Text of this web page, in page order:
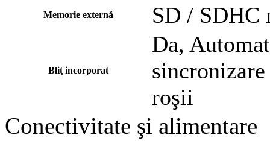
Memorie externă SD / SDHC
Bliţ incorporat
Da,
roşii
Conectivitate şi alimentare